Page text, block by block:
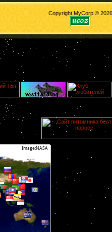
Copyright MyCorp © 2026